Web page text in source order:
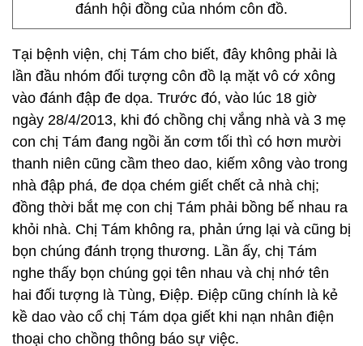
đánh hội đồng của nhóm côn đồ.
Tại bệnh viện, chị Tám cho biết, đây không phải là
lần đầu nhóm đối tượng côn đồ lạ mặt vô cớ xông
vào đánh đập đe dọa. Trước đó, vào lúc 18 giờ
ngày 28/4/2013, khi đó chồng chị vắng nhà và 3 mẹ
con chị Tám đang ngồi ăn cơm tối thì có hơn mười
thanh niên cũng cầm theo dao, kiếm xông vào trong
nhà đập phá, đe dọa chém giết chết cả nhà chị;
đồng thời bắt mẹ con chị Tám phải bồng bế nhau ra
khỏi nhà. Chị Tám không ra, phản ứng lại và cũng bị
bọn chúng đánh trọng thương. Lần ấy, chị Tám
nghe thấy bọn chúng gọi tên nhau và chị nhớ tên
hai đối tượng là Tùng, Điệp. Điệp cũng chính là kẻ
kề dao vào cổ chị Tám dọa giết khi nạn nhân điện
thoại cho chồng thông báo sự việc.